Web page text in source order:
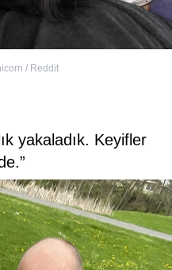
/ Reddit
yakaladık. Keyifler